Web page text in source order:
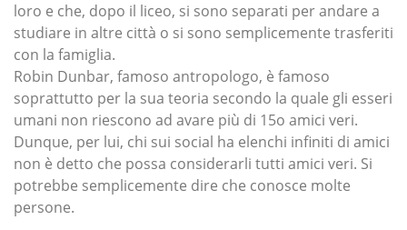
loro e che, dopo il liceo, si sono separati per andare a
studiare in altre città o si sono semplicemente trasferiti
con la famiglia.
Robin Dunbar, famoso antropologo, è famoso
soprattutto per la sua teoria secondo la quale gli esseri
umani non riescono ad avare più di 15o amici veri.
Dunque, per lui, chi sui social ha elenchi infiniti di amici
non è detto che possa considerarli tutti amici veri. Si
potrebbe semplicemente dire che conosce molte
persone.